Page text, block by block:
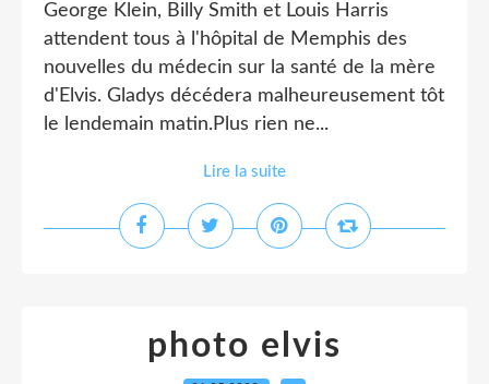
George Klein, Billy Smith et Louis Harris
attendent tous à l'hôpital de Memphis des
nouvelles du médecin sur la santé de la mère
d'Elvis. Gladys décédera malheureusement tôt
le lendemain matin.Plus rien ne...
Lire la suite
photo elvis